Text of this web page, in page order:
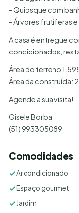
- Quiosque com
- Árvores frutíferas
A casa é entregue
condicionados,
Área do terreno
Área da construída:
Agende a sua visita!
Gisele Borba
(51) 993305089
Comodidades
Ar condicionado
Espaço gourmet
Jardim